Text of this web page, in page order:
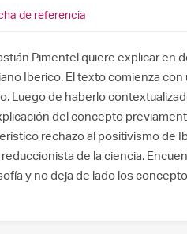
de referencia
Pimentel quiere explicar en
Iberico. El texto comienza
Luego de haberlo
del concepto
rechazo al positivismo de
de la ciencia.
y no deja de lado los